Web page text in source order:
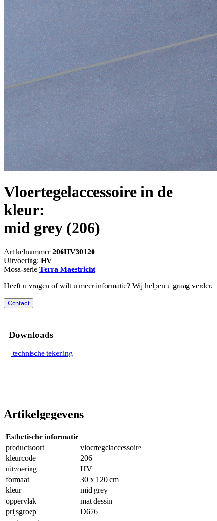
Vloertegelaccessoire in de
kleur:
mid grey (206)
Artikelnummer206HV30120
Uitvoering: HV
Mosa-serie Terra Maestricht
Heeft u vragen of wilt u meer informatie? Wij helpen u graag verder.
Contact
Downloads
technische tekening
Artikelgegevens
Esthetische informatie
productsoort
vloertegelaccessoire
kleurcode
206
uitvoering
HV
formaat
30 x 120 cm
kleur
mid grey
oppervlak
mat dessin
prijsgroep
D676